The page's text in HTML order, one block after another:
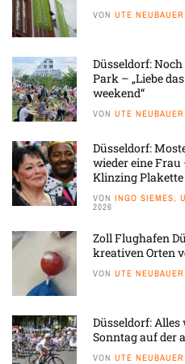
VON UTE NEUBAUER
Düsseldorf:
Park – „Liebe
weekend“
VON UTE NEUBAUER
Düsseldorf:
wieder eine
Klinzing Plakette
VON INGO SIEMES,
2026
Zoll Flughafen
kreativen Orten
VON UTE NEUBAUER
Düsseldorf: Alles
Sonntag auf der
VON UTE NEUBAUER